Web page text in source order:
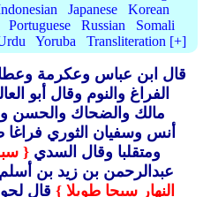
Japanese
Korean
Portuguese Russian
Somali
Yoruba Transliteration [+]
قال ابن عباس وعكرمة
الفراغ والنوم وقال أبو
مالك والضحاك والحسن
أنس وسفيان الثوري فراغا
ومتقلبا وقال السدي {
عبدالرحمن بن زيد بن
النهار سبحا طويلا } قال